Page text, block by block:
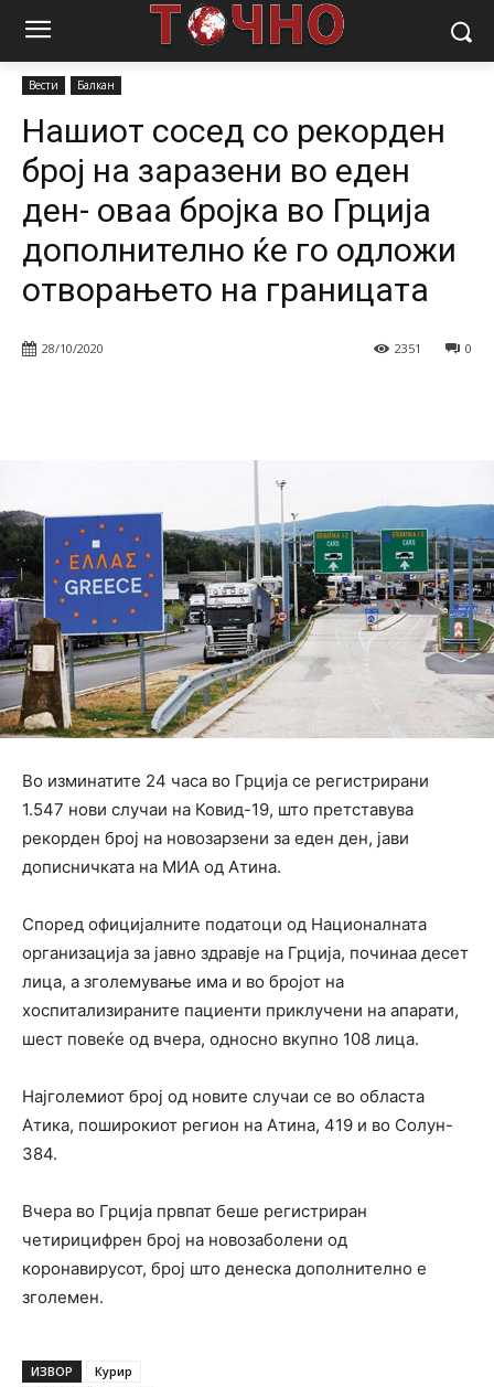
Почетна Балкан
Нашиот сосед со рекорден број на
Вести Балкан
Нашиот сосед со рекорден
број на заразени во еден
ден- оваа бројка во Грција
дополнително ќе го одложи
отворањето на границата
28/10/2020 0
2351
Во изминатите 24 часа во Грција се регистрирани
1.547 нови случаи на Ковид-19, што претставува
рекорден број на новозарзени за еден ден, јави
дописничката на МИА од Атина.
Според официјалните податоци од Националната
организација за јавно здравје на Грција, починаа десет
лица, а зголемување има и во бројот на
хоспитализираните пациенти приклучени на апарати,
шест повеќе од вчера, односно вкупно 108 лица.
Најголемиот број од новите случаи се во областа
Атика, поширокиот регион на Атина, 419 и во Солун-
384.
Вчера во Грција првпат беше регистриран
четирицифрен број на новозаболени од
коронавирусот, број што денеска дополнително е
зголемен.
ИЗВОР
Курир